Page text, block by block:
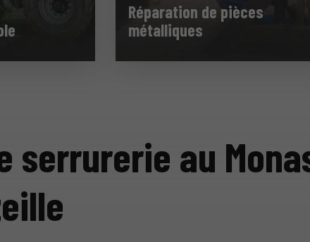
Réparation de pièces
métalliques
serrurerie au